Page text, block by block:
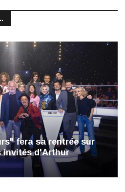
fera sa rentrée sur
invités d'Arthur